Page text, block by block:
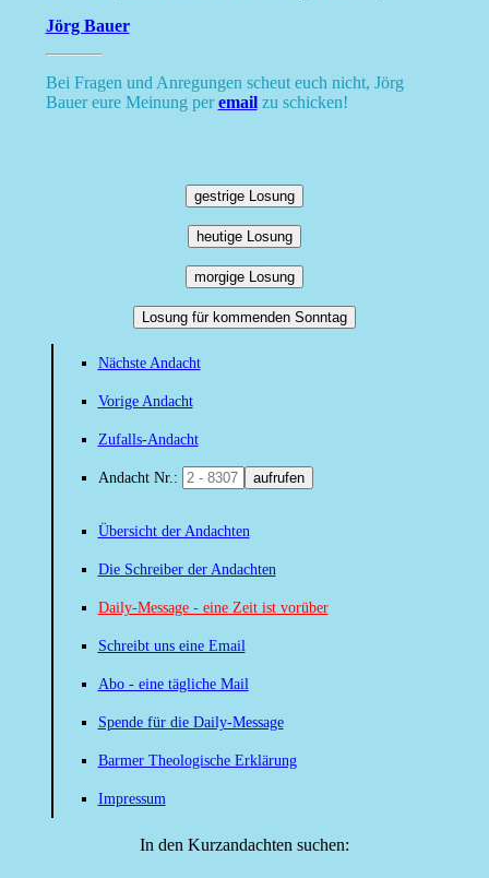
Jörg Bauer
Bei Fragen und Anregungen scheut euch nicht, Jörg
Bauer eure Meinung peremailzu schicken!
gestrige Losung
heutige Losung
morgige Losung
Losung für kommenden Sonntag
Nächste Andacht
Vorige Andacht
Zufalls-Andacht
Andacht Nr.: aufrufen
Übersicht der Andachten
Die Schreiber der Andachten
Daily-Message - eine Zeit ist vorüber
Schreibt uns eine Email
Abo - eine tägliche Mail
Spende für die Daily-Message
Barmer Theologische Erklärung
Impressum
In den Kurzandachten suchen: